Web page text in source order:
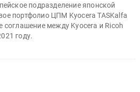
подразделение японской
портфолио ЦПМ Kyocera TASKalfa
соглашение между Kyocera и Ricoh
году.